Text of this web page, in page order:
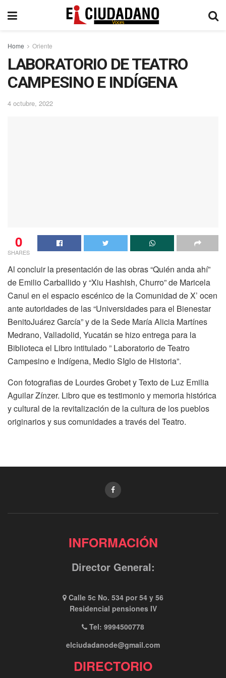
Home Oriente
LABORATORIO DE TEATRO
CAMPESINO E INDÍGENA
4 octubre, 2022
0
SHARES
Al concluir la presentación de las obras “Quién anda ahí”
de Emilio Carballido y “Xiu Hashish, Churro” de Maricela
Canul en el espacio escénico de la Comunidad de X’ ocen
ante autoridades de las “Universidades para el Bienestar
BenitoJuárez García” y de la Sede María Alicia Martínes
Medrano, Valladolid, Yucatán se hizo entrega para la
Biblioteca el Libro intitulado ” Laboratorio de Teatro
Campesino e Indígena, Medio SIglo de Historia”.
Con fotografias de Lourdes Grobet y Texto de Luz Emilia
Aguilar Zínzer. Libro que es testimonio y memoria histórica
y cultural de la revitalización de la cultura de los pueblos
originarios y sus comunidades a través del Teatro.
INFORMACIÓN
Director General:
Calle 5c No. 534 por 54 y 56
Residencial pensiones IV
Tel: 9994500778
elciudadanode@gmail.com
DIRECTORIO